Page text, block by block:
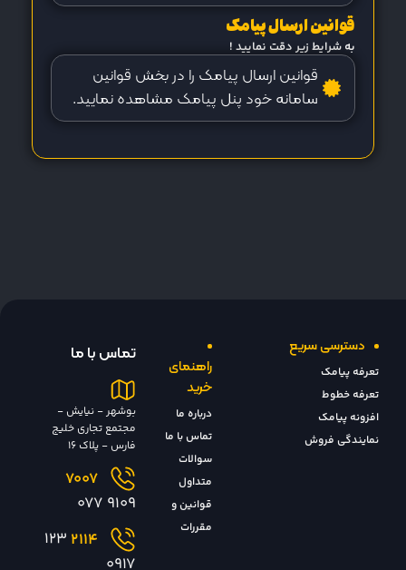
قوانین ارسال پیامک
به شرایط زیر دقت نمایید !
قوانین ارسال پیامک را در بخش قوانین
سامانه خود پنل پیامک مشاهده نمایید.
دسترسی سریع
تعرفه پیامک
تعرفه خطوط
افزونه پیامک
نمایندگی فروش
راهنمای
خرید
درباره ما
تماس با ما
سوالات
متداول
قوانین و
مقررات
تماس با ما
بوشهر - نیایش -
مجتمع تجاری خلیج
فارس - پلاک 16
7007
9109 077
2114
123
0917